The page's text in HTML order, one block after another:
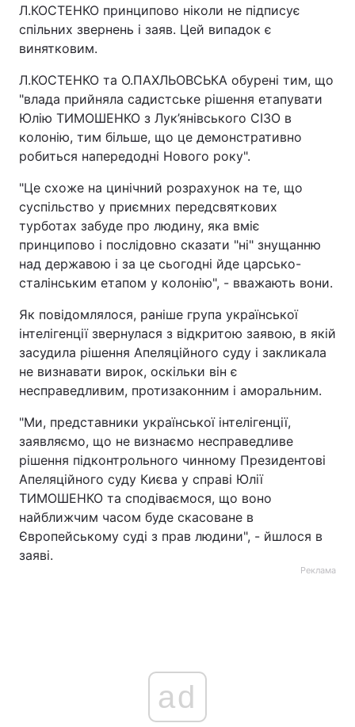
Л.КОСТЕНКО принципово ніколи не підписує
спільних звернень і заяв. Цей випадок є
винятковим.
Л.КОСТЕНКО та О.ПАХЛЬОВСЬКА обурені тим, що
"влада прийняла садистське рішення етапувати
Юлію ТИМОШЕНКО з Лук’янівського СІЗО в
колонію, тим більше, що це демонстративно
робиться напередодні Нового року".
"Це схоже на цинічний розрахунок на те, що
суспільство у приємних передсвяткових
турботах забуде про людину, яка вміє
принципово і послідовно сказати "ні" знущанню
над державою і за це сьогодні йде царсько-
сталінським етапом у колонію", - вважають вони.
Як повідомлялося, раніше група української
інтелігенції звернулася з відкритою заявою, в якій
засудила рішення Апеляційного суду і закликала
не визнавати вирок, оскільки він є
несправедливим, протизаконним і аморальним.
"Ми, представники української інтелігенції,
заявляємо, що не визнаємо несправедливе
рішення підконтрольного чинному Президентові
Апеляційного суду Києва у справі Юлії
ТИМОШЕНКО та сподіваємося, що воно
найближчим часом буде скасоване в
Європейському суді з прав людини", - йшлося в
заяві.
Реклама
ad